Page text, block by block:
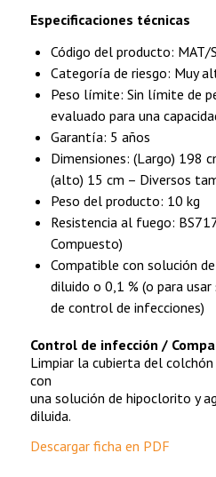
Especificaciones técnicas
Código del producto:
Categoría de riesgo: Muy
Peso límite: Sin límite de
evaluado para una
Garantía: 5 años
Dimensiones: (Largo) 198
(alto) 15 cm – Diversos
Peso del producto: 10 kg
Resistencia al fuego:
Compuesto)
Compatible con solución
diluido o 0,1 % (o para
de control de infecciones)
Control de infección /
Limpiar la cubierta del
con
una solución de hipoclorito y
diluida.
Descargar ficha en PDF